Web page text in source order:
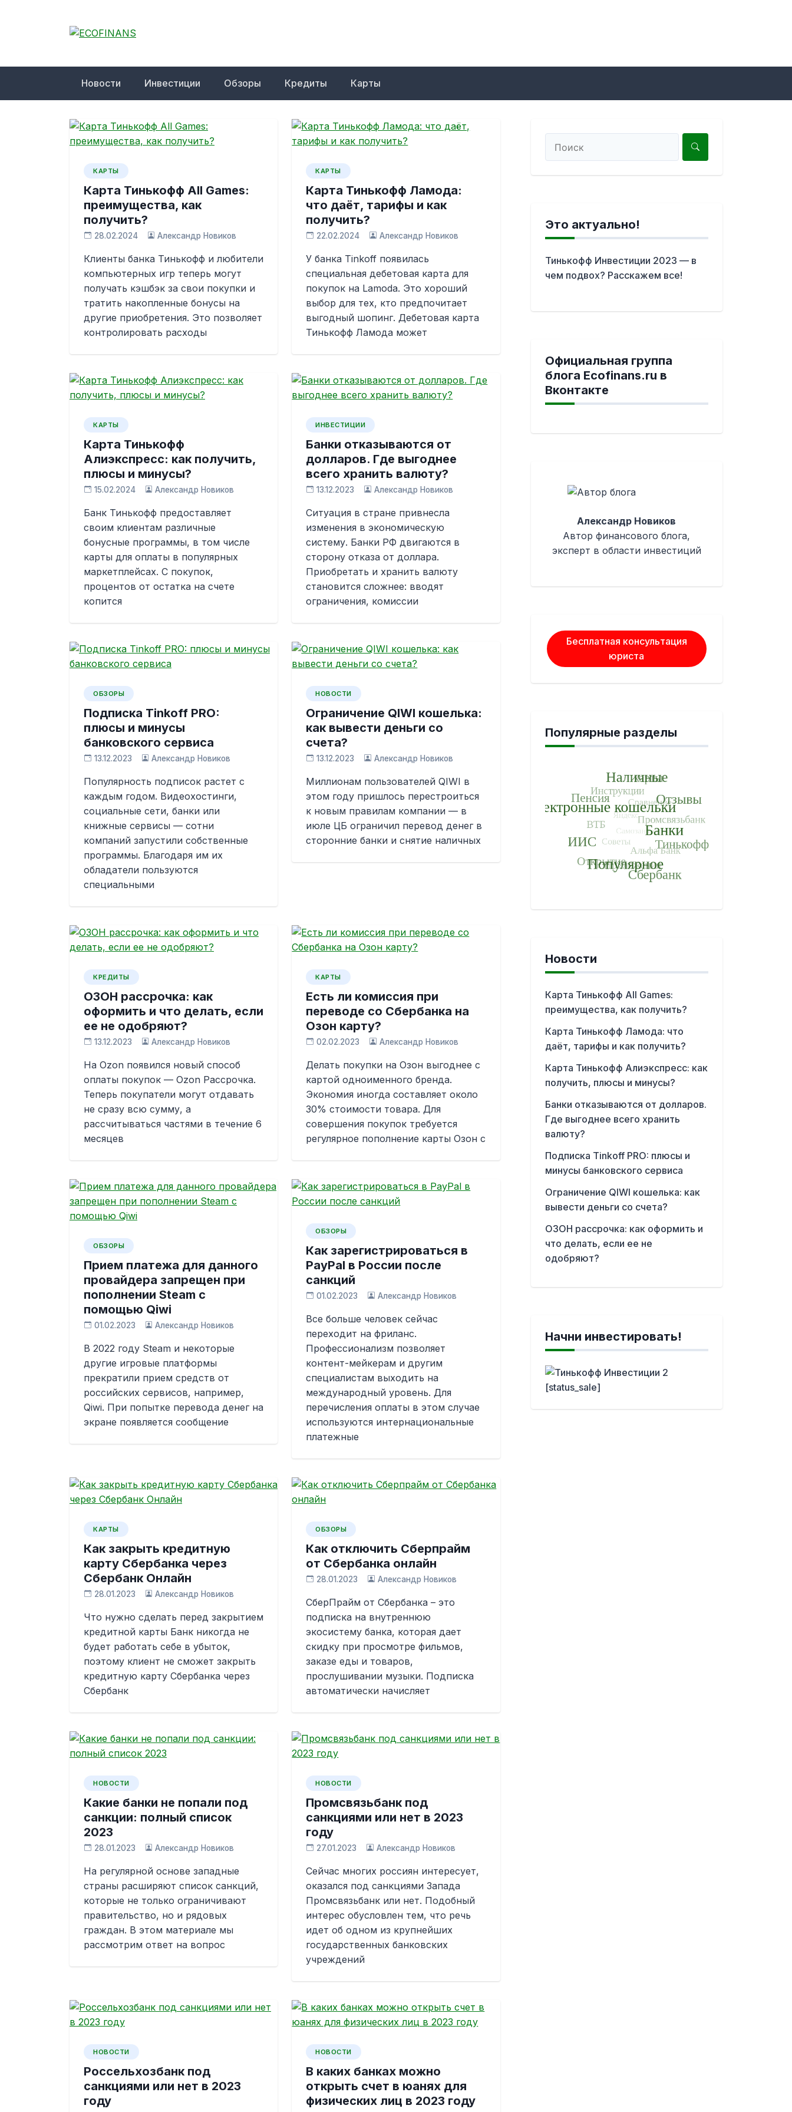
ECOFINANS
Новости Инвестиции Обзоры Кредиты Карты
КАРТЫ
Карта Тинькофф All Games:
преимущества, как
получить?
28.02.2024 Александр Новиков
Клиенты банка Тинькофф и любители
компьютерных игр теперь могут
получать кэшбэк за свои покупки и
тратить накопленные бонусы на
другие приобретения. Это позволяет
контролировать расходы
КАРТЫ
Карта Тинькофф Ламода:
что даёт, тарифы и как
получить?
22.02.2024 Александр Новиков
У банка Tinkoff появилась
специальная дебетовая карта для
покупок на Lamoda. Это хороший
выбор для тех, кто предпочитает
выгодный шопинг. Дебетовая карта
Тинькофф Ламода может
КАРТЫ
Карта Тинькофф
Алиэкспресс: как получить,
плюсы и минусы?
15.02.2024 Александр Новиков
Банк Тинькофф предоставляет
своим клиентам различные
бонусные программы, в том числе
карты для оплаты в популярных
маркетплейсах. С покупок,
процентов от остатка на счете
копится
ИНВЕСТИЦИИ
Банки отказываются от
долларов. Где выгоднее
всего хранить валюту?
13.12.2023 Александр Новиков
Ситуация в стране привнесла
изменения в экономическую
систему. Банки РФ двигаются в
сторону отказа от доллара.
Приобретать и хранить валюту
становится сложнее: вводят
ограничения, комиссии
ОБЗОРЫ
Подписка Tinkoff PRO:
плюсы и минусы
банковского сервиса
13.12.2023 Александр Новиков
Популярность подписок растет с
каждым годом. Видеохостинги,
социальные сети, банки или
книжные сервисы — сотни
компаний запустили собственные
программы. Благодаря им их
обладатели пользуются
специальными
НОВОСТИ
Ограничение QIWI кошелька:
как вывести деньги со
счета?
13.12.2023 Александр Новиков
Миллионам пользователей QIWI в
этом году пришлось перестроиться
к новым правилам компании — в
июле ЦБ ограничил перевод денег в
сторонние банки и снятие наличных
КРЕДИТЫ
ОЗОН рассрочка: как
оформить и что делать, если
ее не одобряют?
13.12.2023 Александр Новиков
На Ozon появился новый способ
оплаты покупок — Ozon Рассрочка.
Теперь покупатели могут отдавать
не сразу всю сумму, а
рассчитываться частями в течение 6
месяцев
КАРТЫ
Есть ли комиссия при
переводе со Сбербанка на
Озон карту?
02.02.2023 Александр Новиков
Делать покупки на Озон выгоднее с
картой одноименного бренда.
Экономия иногда составляет около
30% стоимости товара. Для
совершения покупок требуется
регулярное пополнение карты Озон с
ОБЗОРЫ
Прием платежа для данного
провайдера запрещен при
пополнении Steam с
помощью Qiwi
01.02.2023 Александр Новиков
В 2022 году Steam и некоторые
другие игровые платформы
прекратили прием средств от
российских сервисов, например,
Qiwi. При попытке перевода денег на
экране появляется сообщение
ОБЗОРЫ
Как зарегистрироваться в
PayPal в России после
санкций
01.02.2023 Александр Новиков
Все больше человек сейчас
переходит на фриланс.
Профессионализм позволяет
контент-мейкерам и другим
специалистам выходить на
международный уровень. Для
перечисления оплаты в этом случае
используются интернациональные
платежные
КАРТЫ
Как закрыть кредитную
карту Сбербанка через
Сбербанк Онлайн
28.01.2023 Александр Новиков
Что нужно сделать перед закрытием
кредитной карты Банк никогда не
будет работать себе в убыток,
поэтому клиент не сможет закрыть
кредитную карту Сбербанка через
Сбербанк
ОБЗОРЫ
Как отключить Сберпрайм
от Сбербанка онлайн
28.01.2023 Александр Новиков
СберПрайм от Сбербанка – это
подписка на внутреннюю
экосистему банка, которая дает
скидку при просмотре фильмов,
заказе еды и товаров,
прослушивании музыки. Подписка
автоматически начисляет
НОВОСТИ
Какие банки не попали под
санкции: полный список
2023
28.01.2023 Александр Новиков
На регулярной основе западные
страны расширяют список санкций,
которые не только ограничивают
правительство, но и рядовых
граждан. В этом материале мы
рассмотрим ответ на вопрос
НОВОСТИ
Промсвязьбанк под
санкциями или нет в 2023
году
27.01.2023 Александр Новиков
Сейчас многих россиян интересует,
оказался под санкциями Запада
Промсвязьбанк или нет. Подобный
интерес обусловлен тем, что речь
идет об одном из крупнейших
государственных банковских
учреждений
НОВОСТИ
Россельхозбанк под
санкциями или нет в 2023
году
НОВОСТИ
В каких банках можно
открыть счет в юанях для
физических лиц в 2023 году
Это актуально!
Тинькофф Инвестиции 2023 — в
чем подвох? Расскажем все!
Официальная группа
блога Ecofinans.ru в
Вконтакте
Александр Новиков
Автор финансового блога,
эксперт в области инвестиций
Бесплатная консультация
юриста
Популярные разделы
Новости
Карта Тинькофф All Games:
преимущества, как получить?
Карта Тинькофф Ламода: что
даёт, тарифы и как получить?
Карта Тинькофф Алиэкспресс: как
получить, плюсы и минусы?
Банки отказываются от долларов.
Где выгоднее всего хранить
валюту?
Подписка Tinkoff PRO: плюсы и
минусы банковского сервиса
Ограничение QIWI кошелька: как
вывести деньги со счета?
ОЗОН рассрочка: как оформить и
что делать, если ее не
одобряют?
Начни инвестировать!